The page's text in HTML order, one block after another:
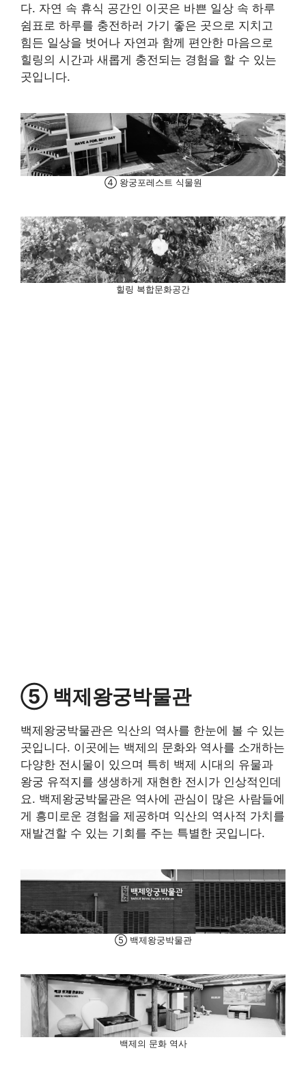
다. 자연 속 휴식 공간인 이곳은 바쁜 일상 속 하루
쉼표로 하루를 충전하러 가기 좋은 곳으로 지치고
힘든 일상을 벗어나 자연과 함께 편안한 마음으로
힐링의 시간과 새롭게 충전되는 경험을 할 수 있는
곳입니다.
④ 왕궁포레스트 식물원
힐링 복합문화공간
⑤ 백제왕궁박물관
백제왕궁박물관은 익산의 역사를 한눈에 볼 수 있는
곳입니다. 이곳에는 백제의 문화와 역사를 소개하는
다양한 전시물이 있으며 특히 백제 시대의 유물과
왕궁 유적지를 생생하게 재현한 전시가 인상적인데
요. 백제왕궁박물관은 역사에 관심이 많은 사람들에
게 흥미로운 경험을 제공하며 익산의 역사적 가치를
재발견할 수 있는 기회를 주는 특별한 곳입니다.
⑤ 백제왕궁박물관
백제의 문화 역사